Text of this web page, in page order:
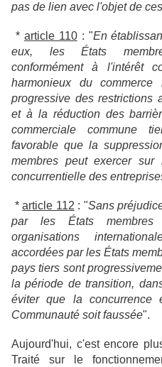
pas de lien avec l'objet de
* article 110: "En
eux, les États
conformément à l'intérêt
harmonieux du
progressive des restrictions
et à la réduction des
commerciale commune
favorable que la
membres peut exercer sur
concurrentielle des
*article 112 : "Sans
par les États
organisations
accordées par les États
pays tiers sont
la période de transition,
éviter que la concurrence
Communauté soit faussée".
Aujourd'hui, c'est encore
Traité sur le